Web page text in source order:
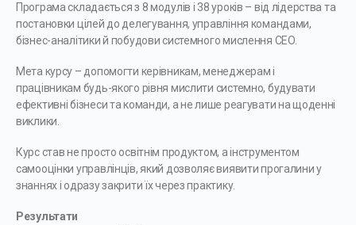
Програма складається з 8 модулів і 38 уроків – від лідерства та
постановки цілей до делегування, управління командами,
бізнес-аналітики й побудови системного мислення CEO.
Мета курсу – допомогти керівникам, менеджерам і
працівникам будь-якого рівня мислити системно, будувати
ефективні бізнеси та команди, а не лише реагувати на щоденні
виклики.
Курс став не просто освітнім продуктом, а інструментом
самооцінки управлінців, який дозволяє виявити прогалини у
знаннях і одразу закрити їх через практику.
Результати